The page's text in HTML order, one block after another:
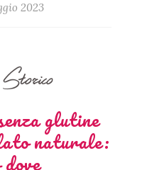
2023
glutine
naturale:
dove